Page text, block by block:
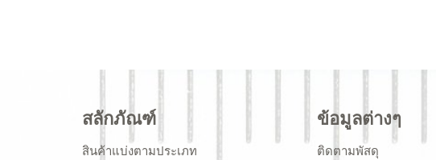
สลักภัณฑ์
สินค้าแบ่งตามประเภท
ข้อมูลต่างๆ
ติดตามพัสดุ